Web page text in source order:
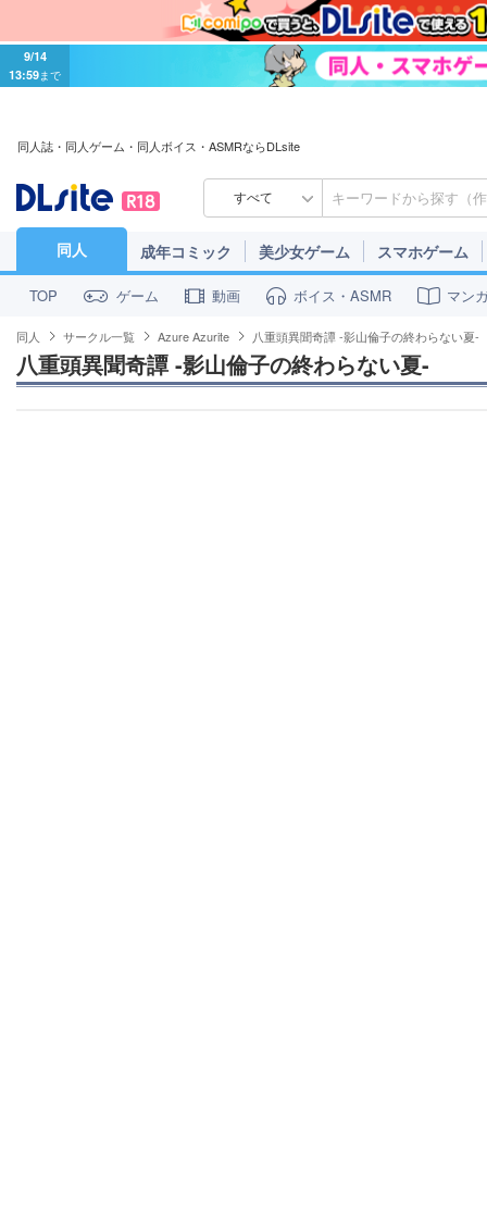
9/14
13:59まで
同人誌・同人ゲーム・同人ボイス・ASMRならDLsite
すべて
同人 成年コミック 美少女ゲーム スマホゲーム
TOP ゲーム 動画 ボイス・ASMR マン
同人 サークル一覧 Azure Azurite 八重頭異聞奇譚 -影山倫子の終わらない夏-
八重頭異聞奇譚 -影山倫子の終わらない夏-